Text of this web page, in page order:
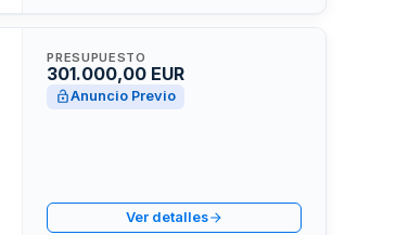
PRESUPUESTO
301.000,00 EUR
Anuncio Previo
Ver detalles